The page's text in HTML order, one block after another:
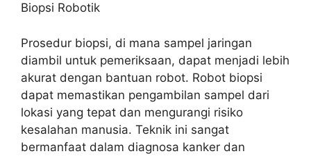
Biopsi Robotik
Prosedur biopsi, di mana sampel jaringan
diambil untuk pemeriksaan, dapat menjadi lebih
akurat dengan bantuan robot. Robot biopsi
dapat memastikan pengambilan sampel dari
lokasi yang tepat dan mengurangi risiko
kesalahan manusia. Teknik ini sangat
bermanfaat dalam diagnosa kanker dan